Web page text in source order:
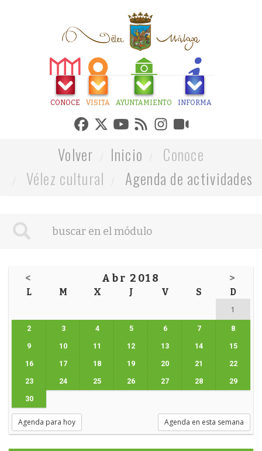
CONOCE VISITA AYUNTAMIENTO INFORMA
Volver Inicio
Conoce
Vélez cultural
Agenda de actividades
< Abr 2018 >
L M X J V S D
1
2 3 4 5 6 7 8
9 10 11 12 13 14 15
16 17 18 19 20 21 22
23 24 25 26 27 28 29
30
Agenda para hoy Agenda en esta semana